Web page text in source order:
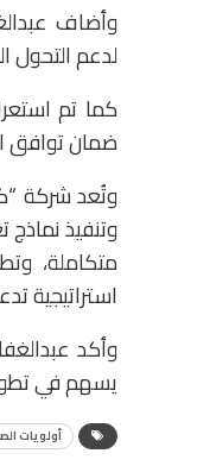
وأضاف
لدعم التحول
كما تم
ضمان توافق
وتُعد شركة
وتنفيذ
متكاملة،
استراتيجية
وأكد
يسهم في
أولويات